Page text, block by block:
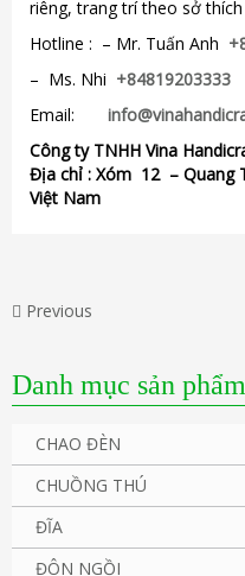
riêng, trang trí theo sở
Hotline : – Mr. Tuấn Anh
– Ms. Nhi +84819203333
Email:
Công ty TNHH Vina
Địa chỉ : Xóm 12– Quang
Việt Nam
Previous
Danh mục sản phẩm
CHAO ĐÈN
CHUỒNG THÚ
ĐĨA
ĐÔN NGỒI